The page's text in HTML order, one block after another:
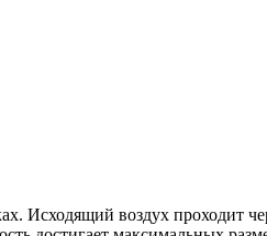
Исходящий воздух проходит